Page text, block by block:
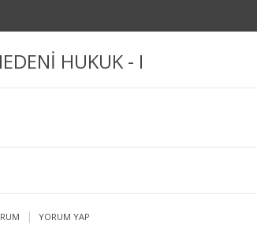
HUKUK - I
|YORUM YAP